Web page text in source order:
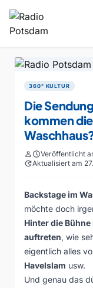
360° KULTUR
Die
kommen
personscheduleVeröffentlicht
updateAktualisiert am
Backstage im
möchte doch
Hinter die Bühne
auftreten, wie
eigentlich alles
Havelslam usw.
Und genau das